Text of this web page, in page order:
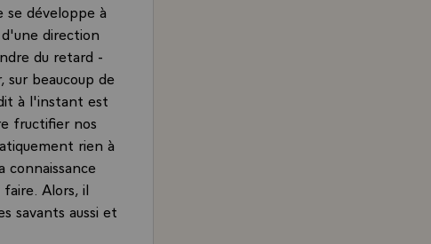
développe à
direction
du retard -
beaucoup de
à l'instant est
fructifier nos
rien à
connaissance
Alors, il
savants aussi et